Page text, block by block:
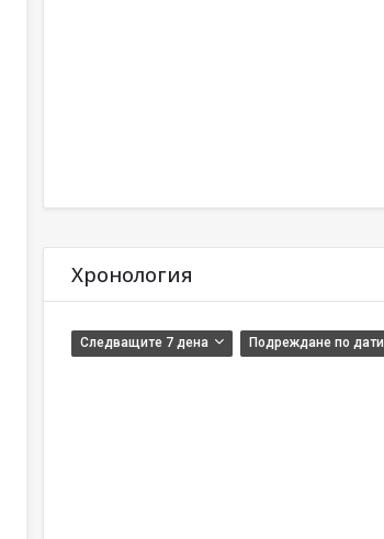
Хронология
Следващите 7 дена Подреждане по дати